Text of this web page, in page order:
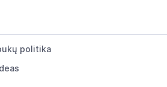
politika